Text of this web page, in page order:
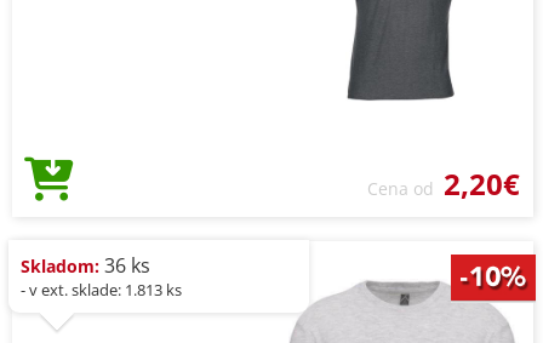
Cena od 2,20€
Skladom: 36 ks
- v ext. sklade: 1.813 ks